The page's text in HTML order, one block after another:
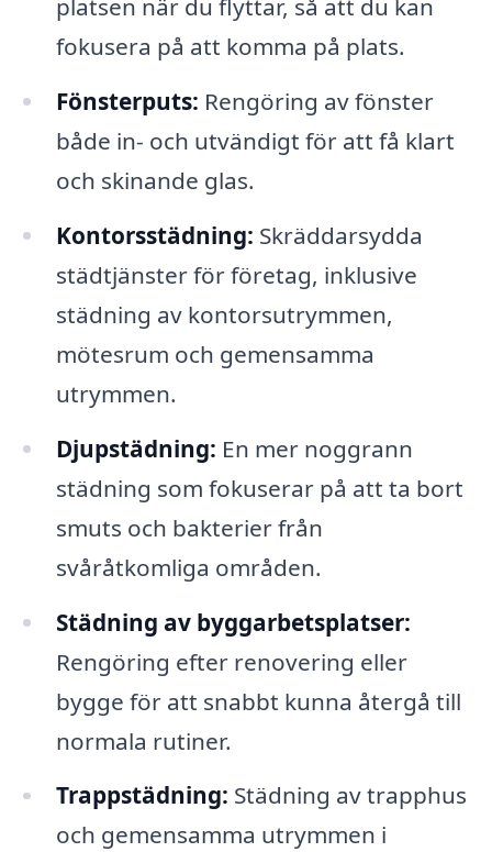
platsen när du flyttar, så att du kan
fokusera på att komma på plats.
Fönsterputs: Rengöring av fönster
både in- och utvändigt för att få klart
och skinande glas.
Kontorsstädning: Skräddarsydda
städtjänster för företag, inklusive
städning av kontorsutrymmen,
mötesrum och gemensamma
utrymmen.
Djupstädning: En mer noggrann
städning som fokuserar på att ta bort
smuts och bakterier från
svåråtkomliga områden.
Städning av byggarbetsplatser:
Rengöring efter renovering eller
bygge för att snabbt kunna återgå till
normala rutiner.
Trappstädning: Städning av trapphus
och gemensamma utrymmen i